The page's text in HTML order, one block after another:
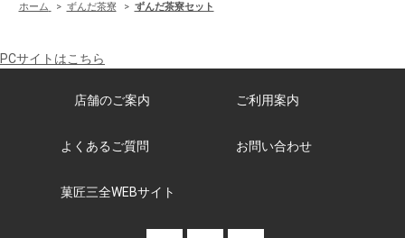
ホーム > ずんだ茶寮 > ずんだ茶寮セット
PCサイトはこちら
店舗のご案内 ご利用案内
よくあるご質問 お問い合わせ
菓匠三全WEBサイト